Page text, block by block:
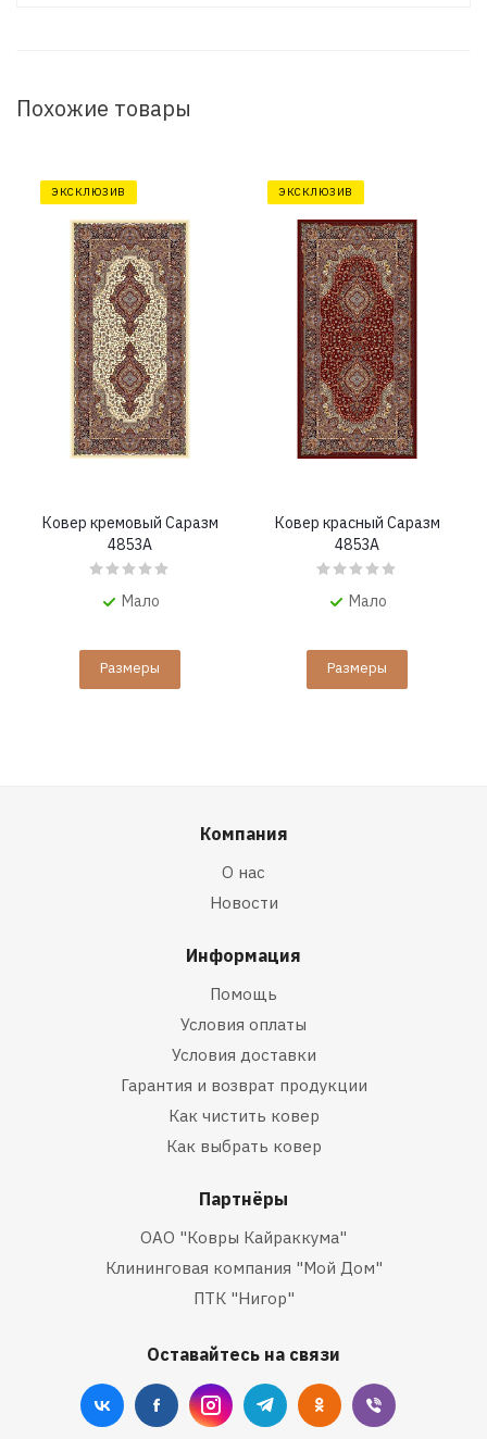
Похожие товары
ЭКСКЛЮЗИВ
Ковер кремовый Саразм
4853A
Мало
Размеры
ЭКСКЛЮЗИВ
Ковер красный Саразм
4853A
Мало
Размеры
Компания
О нас
Новости
Информация
Помощь
Условия оплаты
Условия доставки
Гарантия и возврат продукции
Как чистить ковер
Как выбрать ковер
Партнёры
ОАО "Ковры Кайраккума"
Клининговая компания "Мой Дом"
ПТК "Нигор"
Оставайтесь на связи